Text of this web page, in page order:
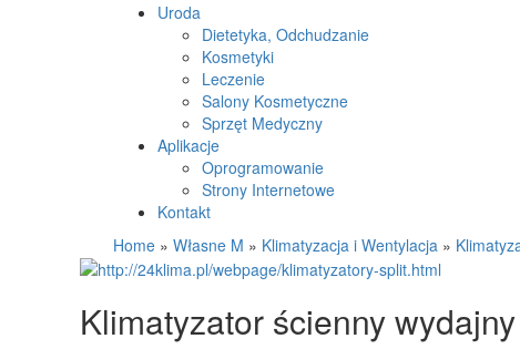
Uroda
Dietetyka, Odchudzanie
Kosmetyki
Leczenie
Salony Kosmetyczne
Sprzęt Medyczny
Aplikacje
Oprogramowanie
Strony Internetowe
Kontakt
Home » Własne M » Klimatyzacja i Wentylacja »
Klimatyzator ścienny